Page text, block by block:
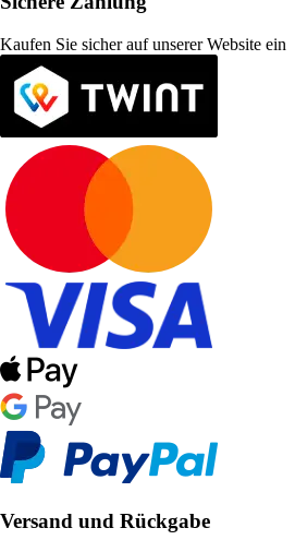
Kaufen Sie sicher auf unserer Website ein
Versand und Rückgabe